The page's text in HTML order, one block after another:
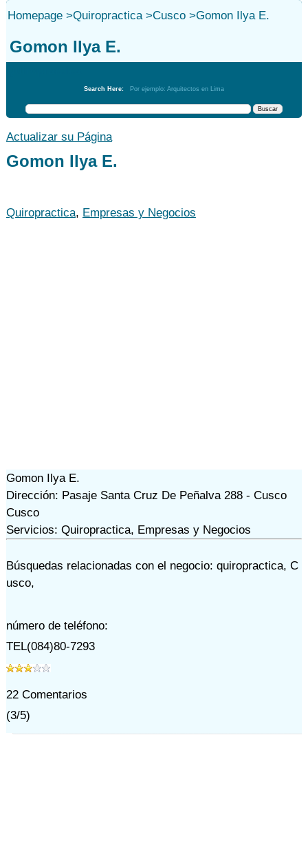
Homepage>Quiropractica>Cusco>Gomon Ilya E.
Gomon Ilya E.
Search Here: Por ejemplo: Arquitectos en Lima
Actualizar su Página
Gomon Ilya E.
Quiropractica, Empresas y Negocios
Gomon Ilya E.
Dirección: Pasaje Santa Cruz De Peñalva 288 - Cusco
Cusco
Servicios: Quiropractica, Empresas y Negocios
Búsquedas relacionadas con el negocio: quiropractica, C
usco,
número de teléfono:
TEL(084)80-7293
22Comentarios
(3/5)